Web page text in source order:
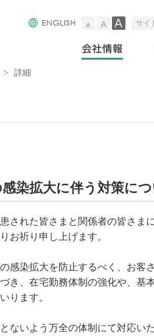
小 大
サイ
> 詳細
染拡大に伴う対策に
された皆さまと関係者の皆さま
お祈り申し上げます。
感染拡大を防止するべく、お客
き、在宅勤務体制の強化や、基
ります。
ないよう万全の体制にて対応い